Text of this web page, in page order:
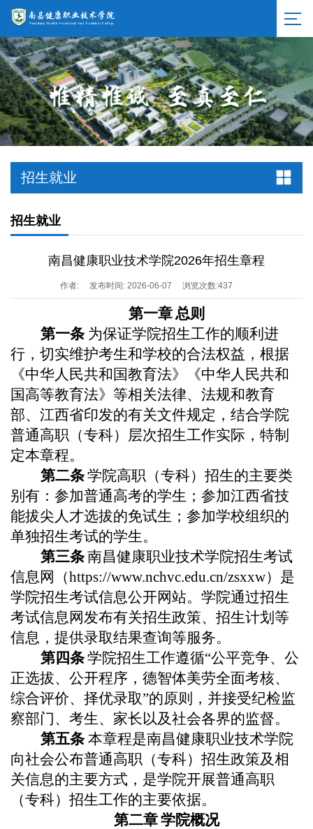
招生就业
招生就业
南昌健康职业技术学院2026年招生章程
作者: 发布时间: 2026-06-07 浏览次数:437
第一章 总则
第一条 为保证学院招生工作的顺利进
行，切实维护考生和学校的合法权益，根据
《中华人民共和国教育法》《中华人民共和
国高等教育法》等相关法律、法规和教育
部、江西省印发的有关文件规定，结合学院
普通高职（专科）层次招生工作实际，特制
定本章程。
第二条学院高职（专科）招生的主要类
别有：参加普通高考的学生 ； 参加江西省技
能拔尖人才选拔的免试生 ； 参加学校组织的
单独招生考试的学生。
第三条南昌健康职业技术学院招生考试
信息网（https://www.nchvc.edu.cn/zsxxw） 是
学院招生考试信息公开网站。 学院通过招生
考试信息网发布有关招生政策、招生计划等
信息，提供录取结果查询等服务。
第 四条学院招生工作遵循“公平竞争、公
正选拔、公开程序，德智体美劳全面考核、
综合评价、择优录取”的原则，并接受纪检监
察部门、考生、家长以及社会各界的监督。
第五条 本章程是南昌健康职业技术学院
向社会公布普通高职（专科）招生政策及相
关信息的主要方式，是学院开展普通高职
（专科）招生工作的主要依据。
第二章学院概况